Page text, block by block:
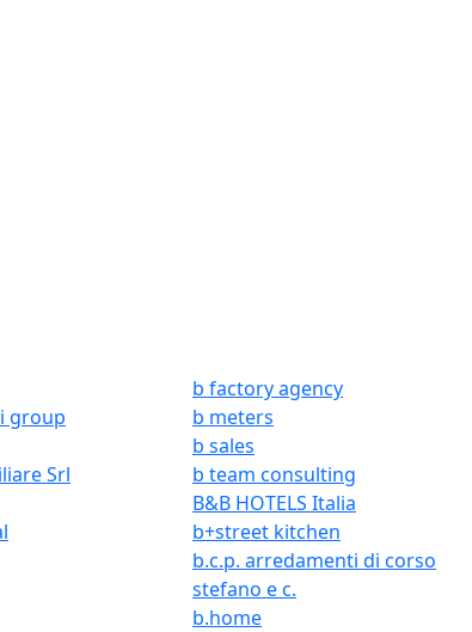
b factory agency
group b meters
b sales
Srl b team consulting
B&B HOTELS Italia
b+street kitchen
b.c.p. arredamenti di corso
stefano e c.
b.home